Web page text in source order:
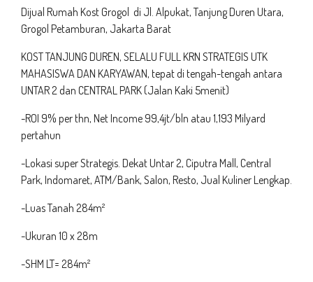
Dijual Rumah Kost Grogol di Jl. Alpukat, Tanjung Duren Utara,
Grogol Petamburan, Jakarta Barat
KOST TANJUNG DUREN, SELALU FULL KRN STRATEGIS UTK
MAHASISWA DAN KARYAWAN, tepat di tengah-tengah antara
UNTAR 2 dan CENTRAL PARK (Jalan Kaki 5menit)
-ROI 9% per thn, Net Income 99,4jt/bln atau 1,193 Milyard
pertahun
-Lokasi super Strategis. Dekat Untar 2, Ciputra Mall, Central
Park, Indomaret, ATM/Bank, Salon, Resto, Jual Kuliner Lengkap.
-Luas Tanah 284m²
-Ukuran 10 x 28m
-SHM LT= 284m²